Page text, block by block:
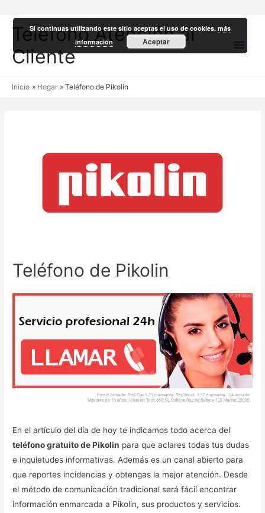
Teléfono Atención al
Cliente
Inicio Hogar Teléfono de Pikolin
Teléfono de Pikolin
En el artículo del día de hoy te indicamos todo acerca del
teléfono gratuito de Pikolin para que aclares todas tus dudas
e inquietudes informativas. Además es un canal abierto para
que reportes incidencias y obtengas la mejor atención. Desde
el método de comunicación tradicional será fácil encontrar
información enmarcada a Pikolin, sus productos y servicios.
Si continuas utilizando este sitio aceptas el uso de cookies.más
información
Aceptar